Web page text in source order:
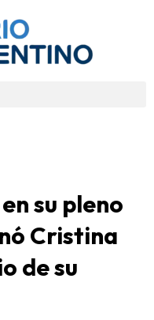
su pleno
Cristina
de su